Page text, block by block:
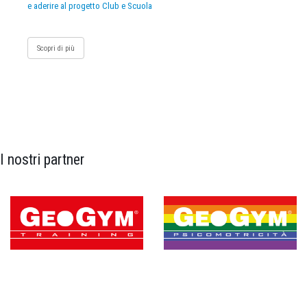
e aderire al progetto Club e Scuola
Scopri di più
I nostri partner